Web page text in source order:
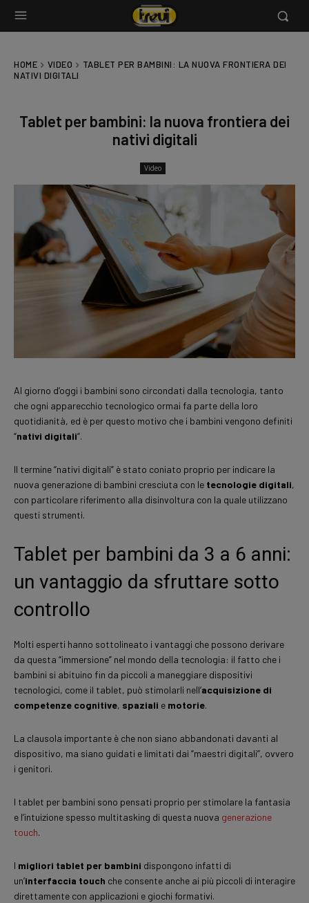
HOME VIDEO
TABLET PER BAMBINI: LA NUOVA FRONTIERA DEI
NATIVI DIGITALI
Tablet per bambini: la nuova frontiera dei
nativi digitali
Video
Al giorno d’oggi i bambini sono circondati dalla tecnologia, tanto
che ogni apparecchio tecnologico ormai fa parte della loro
quotidianità, ed è per questo motivo che i bambini vengono definiti
“nativi digitali“.
Il termine “nativi digitali” è stato coniato proprio per indicare la
nuova generazione di bambini cresciuta con le tecnologie digitali,
con particolare riferimento alla disinvoltura con la quale utilizzano
questi strumenti.
Tablet per bambini da 3 a 6 anni:
un vantaggio da sfruttare sotto
controllo
Molti esperti hanno sottolineato i vantaggi che possono derivare
da questa “immersione” nel mondo della tecnologia: il fatto che i
bambini si abituino fin da piccoli a maneggiare dispositivi
tecnologici, come il tablet, può stimolarli nell’acquisizione di
competenze cognitive, spaziali e motorie.
La clausola importante è che non siano abbandonati davanti al
dispositivo, ma siano guidati e limitati dai “maestri digitali”, ovvero
i genitori.
I tablet per bambini sono pensati proprio per stimolare la fantasia
e l’intuizione spesso multitasking di questa nuova generazione
touch.
I migliori tablet per bambini dispongono infatti di
un’interfaccia touch che consente anche ai più piccoli di interagire
direttamente con applicazioni e giochi formativi.